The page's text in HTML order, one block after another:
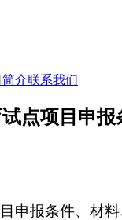
介联系我们
点项目申
申报条件、材